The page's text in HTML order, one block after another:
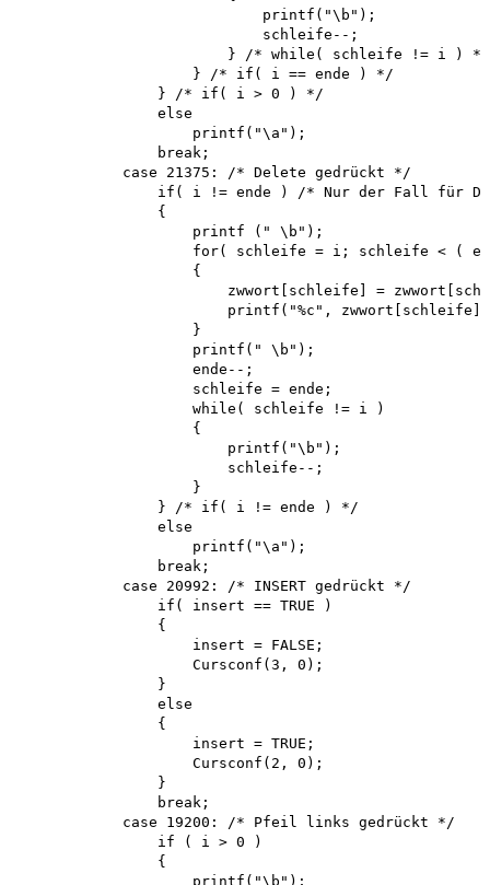
                            printf("\b");
                            schleife--;
                        } /* while( schleife != i ) */
                    } /* if( i == ende ) */
                } /* if( i > 0 ) */
                else
                    printf("\a");
                break;
            case 21375: /* Delete gedrückt */
if( i != ende ) /* Nur der Fall für
                {
                    printf (" \b");
for( schleife = i; schleife < (
                    {
zwwort[schleife] =
printf("%c",
                    }
                    printf(" \b");
                    ende--;
                    schleife = ende;
                    while( schleife != i )
                    {
                        printf("\b");
                        schleife--;
                    }
                } /* if( i != ende ) */
                else
                    printf("\a");
                break;
            case 20992: /* INSERT gedrückt */
                if( insert == TRUE )
                {
                    insert = FALSE;
                    Cursconf(3, 0);
                }
                else
                {
                    insert = TRUE;
                    Cursconf(2, 0);
                }
                break;
            case 19200: /* Pfeil links gedrückt */
                if ( i > 0 )
                {
                    printf("\b");